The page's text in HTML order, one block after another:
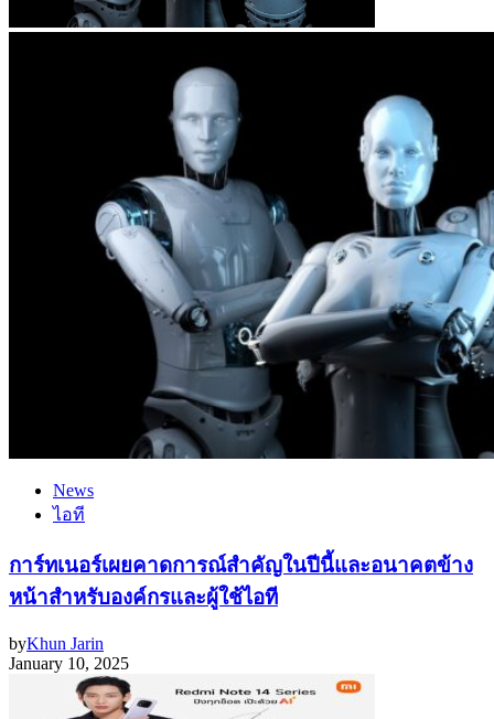
News
ไอที
การ์ทเนอร์เผยคาดการณ์สำคัญในปีนี้และอนาคตข้าง
หน้าสำหรับองค์กรและผู้ใช้ไอที
byKhun Jarin
January 10, 2025